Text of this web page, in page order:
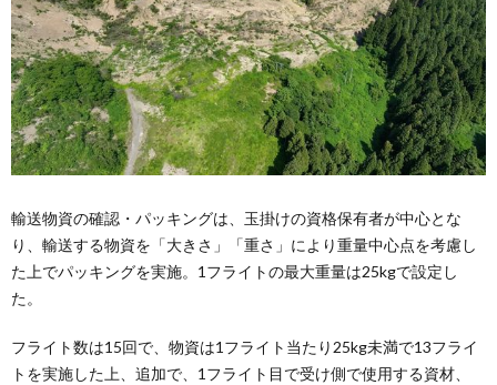
輸送物資の確認・パッキングは、玉掛けの資格保有者が中心とな
り、輸送する物資を「大きさ」「重さ」により重量中心点を考慮し
た上でパッキングを実施。1フライトの最大重量は25kgで設定し
た。
フライト数は15回で、物資は1フライト当たり25kg未満で13フライ
トを実施した上、追加で、1フライト目で受け側で使用する資材、